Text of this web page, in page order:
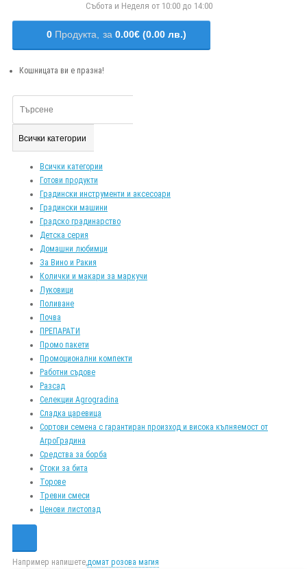
Събота и Неделя от 10:00 до 14:00
0 Продукта, за 0.00€ (0.00 лв.)
Кошницата ви е празна!
Всички категории
Всички категории
Готови продукти
Градински инструменти и аксесоари
Градински машини
Градско градинарство
Детска серия
Домашни любимци
За Вино и Ракия
Колички и макари за маркучи
Луковици
Поливане
Почва
ПРЕПАРАТИ
Промо пакети
Промоционални компекти
Работни съдове
Разсад
Селекции Agrogradina
Сладка царевица
Сортови семена с гарантиран произход и висока кълняемост от
АгроГрадина
Средства за борба
Стоки за бита
Торове
Тревни смеси
Ценови листопад
Например напишете,домат розова магия